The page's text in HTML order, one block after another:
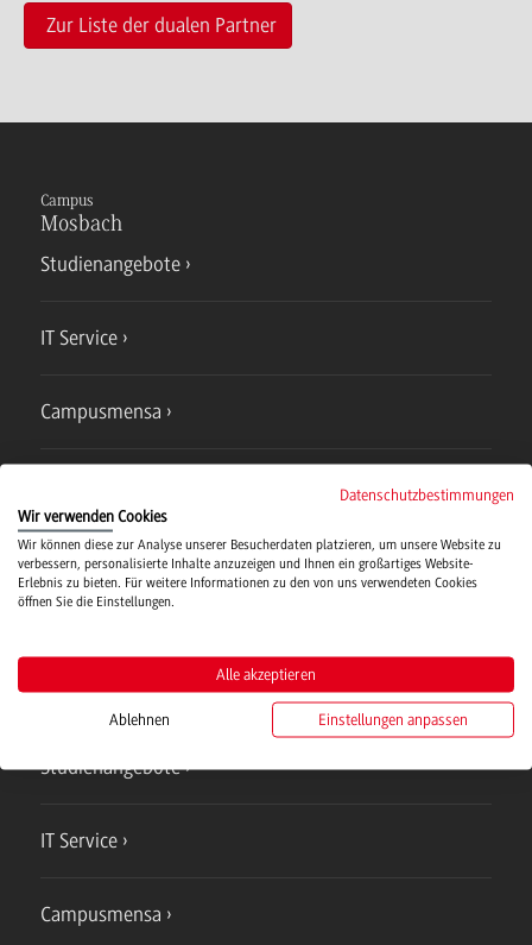
Zur Liste der dualen Partner
Campus
Mosbach
Studienangebote
IT Service
Campusmensa
Verwaltung
Bad Mergentheim
Studienangebote
IT Service
Campusmensa
Datenschutzbestimmungen
Wir verwenden Cookies
Wir können diese zur Analyse unserer Besucherdaten platzieren, um unsere Website zu
verbessern, personalisierte Inhalte anzuzeigen und Ihnen ein großartiges Website-
Erlebnis zu bieten. Für weitere Informationen zu den von uns verwendeten Cookies
öffnen Sie die Einstellungen.
Alle akzeptieren
Ablehnen Einstellungen anpassen